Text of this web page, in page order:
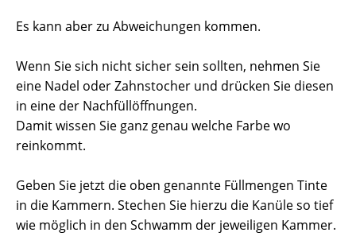
Es kann aber zu Abweichungen kommen.
Wenn Sie sich nicht sicher sein sollten, nehmen Sie
eine Nadel oder Zahnstocher und drücken Sie diesen
in eine der Nachfüllöffnungen.
Damit wissen Sie ganz genau welche Farbe wo
reinkommt.
Geben Sie jetzt die oben genannte Füllmengen Tinte
in die Kammern. Stechen Sie hierzu die Kanüle so tief
wie möglich in den Schwamm der jeweiligen Kammer.